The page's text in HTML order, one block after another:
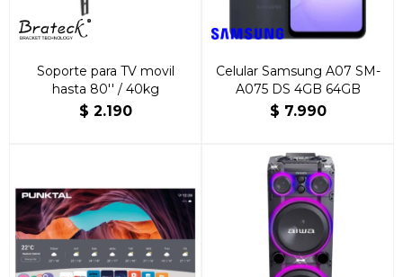
Soporte para TV movil
hasta 80'' / 40kg
$ 2.190
Celular Samsung A07 SM-
A075 DS 4GB 64GB
$ 7.990